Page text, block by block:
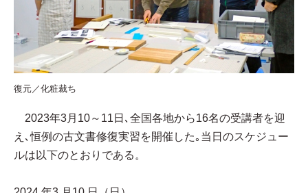
復元／化粧裁ち
2023年3月10～11日､全国各地から16名の受講者を迎
え､恒例の古文書修復実習を開催した｡当日のスケジュー
ルは以下のとおりである。